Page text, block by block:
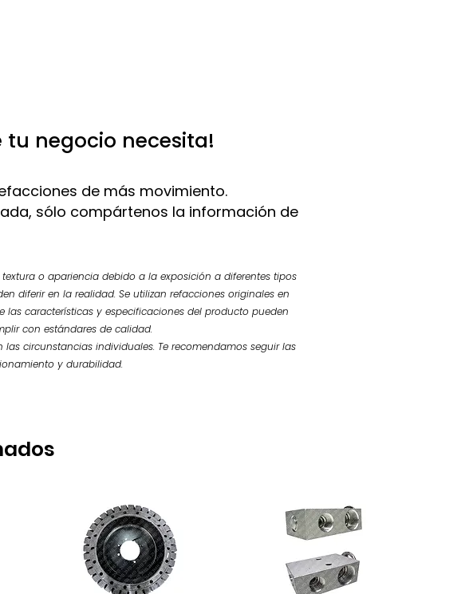
tu negocio necesita!
de más movimiento.
sólo compártenos la información de
o apariencia debido a la exposición a diferentes tipos
diferir en la realidad. Se utilizan refacciones originales en
características y especificaciones del producto pueden
con estándares de calidad.
circunstancias individuales. Te recomendamos seguir las
y durabilidad.